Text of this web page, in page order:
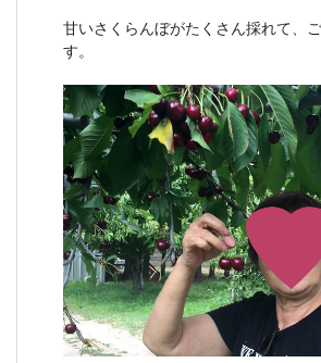
甘いさくらんぼがたくさん採れて、
す。